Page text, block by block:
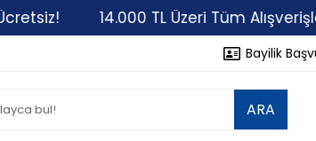
14.000 TL Üzeri Tüm
Bayilik
ARA